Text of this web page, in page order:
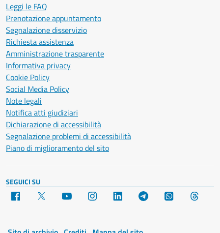
Leggi le FAQ
Prenotazione appuntamento
Segnalazione disservizio
Richiesta assistenza
Amministrazione trasparente
Informativa privacy
Cookie Policy
Social Media Policy
Note legali
Notifica atti giudiziari
Dichiarazione di accessibilità
Segnalazione problemi di accessibilità
Piano di miglioramento del sito
SEGUICI SU
Facebook YouTube Instagram LinkedIn Telegram WhatsApp